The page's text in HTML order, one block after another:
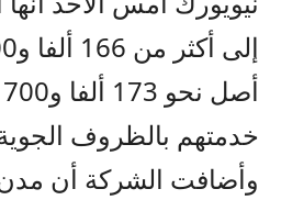
خدمتهم بالظروف
وأضافت الشركة أن